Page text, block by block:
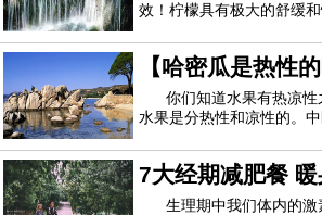
效！柠檬具有极大的舒缓
多种益处。但是许多人仍
还有无数其他有益的特性
疗法，您可以尝试解决不
【哈密瓜是热性
哈密瓜 哈密瓜适
你们知道水果有热凉性
水果是分热性和凉性的。
热性的吗？啥人不宜吃热
为你们解答。哈密瓜是热
量高、糖分高的水果。石
7大经期减肥餐
生理期中我们体内的